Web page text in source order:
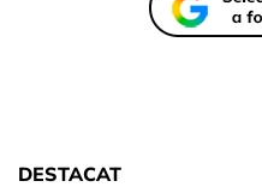
DESTACAT